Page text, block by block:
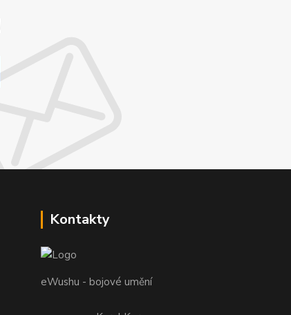
Kontakty
eWushu - bojové umění